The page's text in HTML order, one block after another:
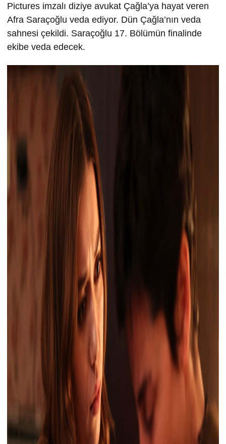
Pictures imzalı diziye avukat Çağla’ya hayat veren
Afra Saraçoğlu veda ediyor. Dün Çağla’nın veda
sahnesi çekildi. Saraçoğlu 17. Bölümün finalinde
ekibe veda edecek.